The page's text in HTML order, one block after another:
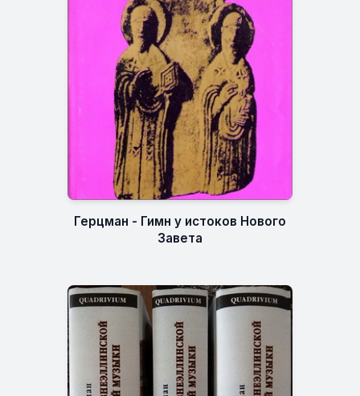
Герцман - Гимн у истоков Нового
Завета